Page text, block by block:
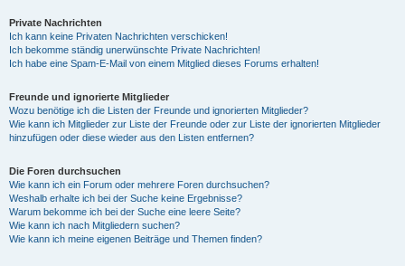
Private Nachrichten
Ich kann keine Privaten Nachrichten verschicken!
Ich bekomme ständig unerwünschte Private Nachrichten!
Ich habe eine Spam-E-Mail von einem Mitglied dieses Forums erhalten!
Freunde und ignorierte Mitglieder
Wozu benötige ich die Listen der Freunde und ignorierten Mitglieder?
Wie kann ich Mitglieder zur Liste der Freunde oder zur Liste der ignorierten Mitglieder
hinzufügen oder diese wieder aus den Listen entfernen?
Die Foren durchsuchen
Wie kann ich ein Forum oder mehrere Foren durchsuchen?
Weshalb erhalte ich bei der Suche keine Ergebnisse?
Warum bekomme ich bei der Suche eine leere Seite?
Wie kann ich nach Mitgliedern suchen?
Wie kann ich meine eigenen Beiträge und Themen finden?